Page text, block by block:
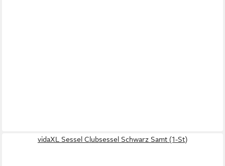
vidaXL Sessel Clubsessel Schwarz Samt (1-St)